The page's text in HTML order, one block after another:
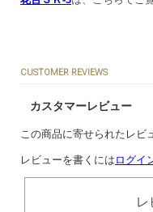
CUSTOMER REVIEWS
カスタマーレビュー
この商品に寄せられたレビ
レビューを書くには ログイ
レ